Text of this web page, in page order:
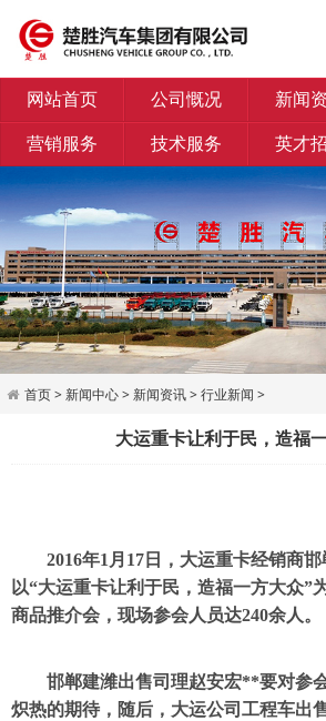
网站首页 公司慨况 新闻
营销服务
技术服务 英才
首页> 新闻中心> 新闻资讯>行业新闻 >
大运重卡让利于民，造福
2016年1月17日，大运重卡经销商
以“大运重卡让利于民，造福一方大众”
商品推介会，现场参会人员达240余人。
邯郸建潍出售司理赵安宏**要对参
炽热的期待，随后，大运公司工程车出